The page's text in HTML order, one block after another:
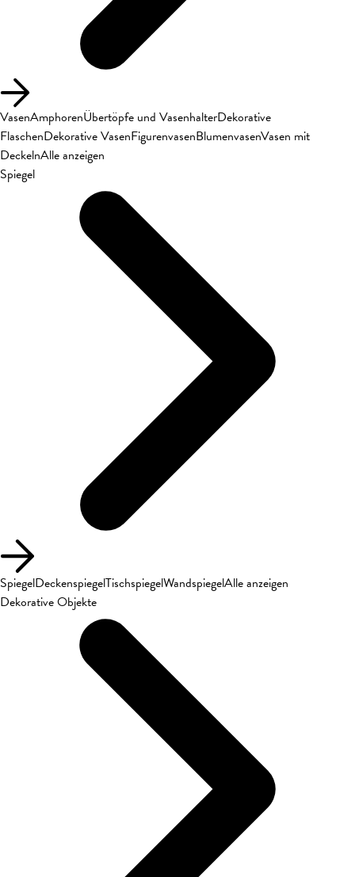
VasenAmphorenÜbertöpfe und VasenhalterDekorative
FlaschenDekorative VasenFigurenvasenBlumenvasenVasen mit
DeckelnAlle anzeigen
Spiegel
SpiegelDeckenspiegelTischspiegelWandspiegelAlle anzeigen
Dekorative Objekte